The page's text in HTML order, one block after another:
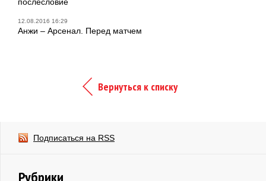
12.08.2016 16:29
Анжи – Арсенал. Перед матчем
Вернуться к списку
Подписаться на RSS
Рубрики